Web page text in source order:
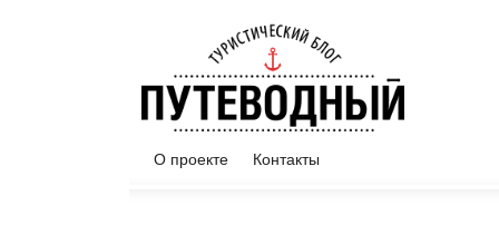
О проекте Контакты